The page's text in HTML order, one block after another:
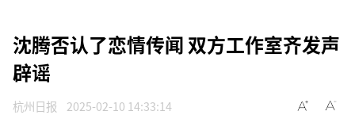
沈腾否认了恋情传闻 双方工作室齐发声
辟谣
杭州日报 2025-02-10 14:33:14